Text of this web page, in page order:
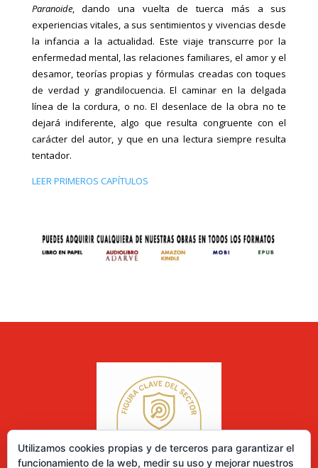
Paranoide, dando una vuelta de tuerca más a sus
experiencias vitales, a sus sentimientos y vivencias desde
la infancia a la actualidad. Este viaje transcurre por la
enfermedad mental, las relaciones familiares, el amor y el
desamor, teorías propias y fórmulas creadas con toques
de verdad y grandilocuencia. El caminar en la delgada
línea de la cordura, o no. El desenlace de la obra no te
dejará indiferente, algo que resulta congruente con el
carácter del autor, y que en una lectura siempre resulta
tentador.
LEER PRIMEROS CAPÍTULOS
Utilizamos cookies propias y de terceros para garantizar el
funcionamiento de la web, medir su uso y mejorar nuestros